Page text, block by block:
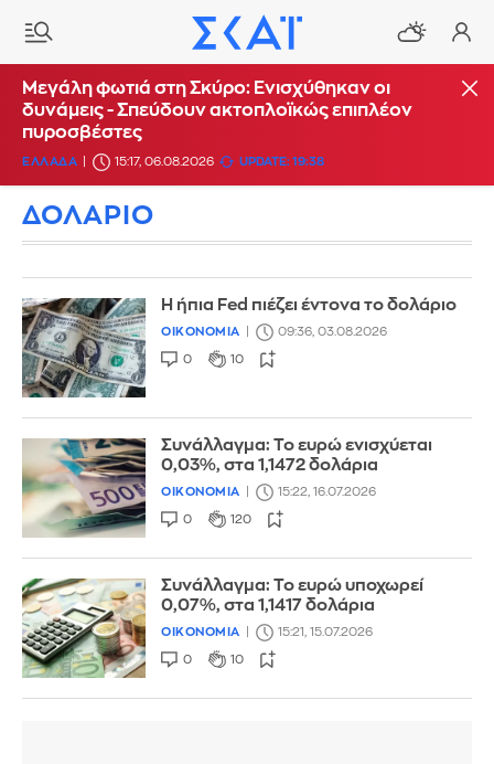
Μεγάλη φωτιά στη Σκύρο: Ενισχύθηκαν οι
δυνάμεις - Σπεύδουν ακτοπλοϊκώς επιπλέον
πυροσβέστες
ΕΛΛΑΔΑ 15:17, 06.08.2026 UPDATE: 19:38
ΔΟΛΑΡΙΟ
Η ήπια Fed πιέζει έντονα το δολάριο
ΟΙΚΟΝΟΜΙΑ 09:36, 03.08.2026
0 10
Συνάλλαγμα: Το ευρώ ενισχύεται
0,03%, στα 1,1472 δολάρια
ΟΙΚΟΝΟΜΙΑ 15:22, 16.07.2026
0 120
Συνάλλαγμα: Το ευρώ υποχωρεί
0,07%, στα 1,1417 δολάρια
ΟΙΚΟΝΟΜΙΑ 15:21, 15.07.2026
0 10